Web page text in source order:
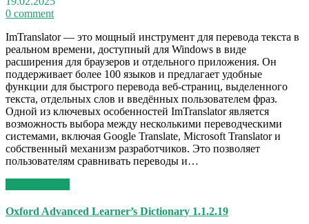
0 comment
ImTranslator — это мощный инструмент для перевода текста в
реальном времени, доступный для Windows в виде
расширения для браузеров и отдельного приложения. Он
поддерживает более 100 языков и предлагает удобные
функции для быстрого перевода веб-страниц, выделенного
текста, отдельных слов и введённых пользователем фраз.
Одной из ключевых особенностей ImTranslator является
возможность выбора между несколькими переводческими
системами, включая Google Translate, Microsoft Translator и
собственный механизм разработчиков. Это позволяет
пользователям сравнивать переводы и…
Oxford Advanced Learner’s Dictionary 1.1.2.19